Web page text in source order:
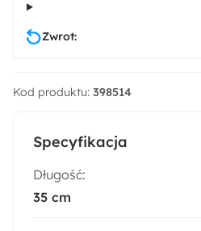
Specyfikacja
Długość:
35 cm
Zwrot:
Kod produktu: 398514